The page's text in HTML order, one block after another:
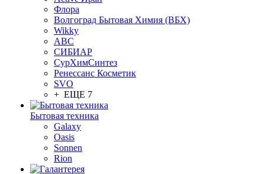
Флора
Волгоград Бытовая Химия (ВБХ)
Wikky
АВС
СИБИАР
СурХимСинтез
Ренессанс Косметик
SVO
+ ЕЩЕ 7
Бытовая техника
Galaxy
Oasis
Sonnen
Rion